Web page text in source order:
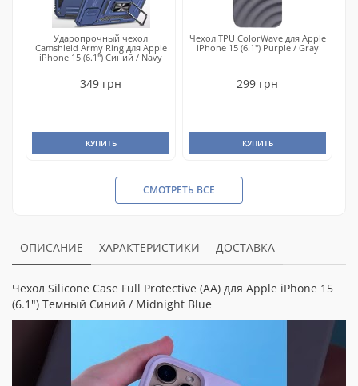
Ударопрочный чехол
Camshield Army Ring для Apple
iPhone 15 (6.1") Синий / Navy
349 грн
КУПИТЬ
Чехол TPU ColorWave для Apple
iPhone 15 (6.1") Purple / Gray
299 грн
КУПИТЬ
СМОТРЕТЬ ВСЕ
ОПИСАНИЕ ХАРАКТЕРИСТИКИ ДОСТАВКА
Чехол Silicone Case Full Protective (AA) для Apple iPhone 15
(6.1") Темный Синий / Midnight Blue